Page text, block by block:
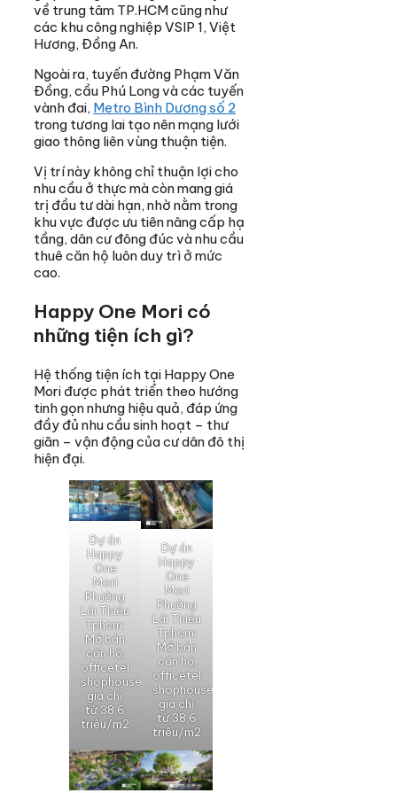
về trung tâm TP.HCM cũng như
các khu công nghiệp VSIP 1, Việt
Hương, Đồng An.
Ngoài ra, tuyến đường Phạm Văn
Đồng, cầu Phú Long và các tuyến
vành đai, Metro Bình Dương số 2
trong tương lai tạo nên mạng lưới
giao thông liên vùng thuận tiện.
Vị trí này không chỉ thuận lợi cho
nhu cầu ở thực mà còn mang giá
trị đầu tư dài hạn, nhờ nằm trong
khu vực được ưu tiên nâng cấp hạ
tầng, dân cư đông đúc và nhu cầu
thuê căn hộ luôn duy trì ở mức
cao.
Happy One Mori có
những tiện ích gì?
Hệ thống tiện ích tại Happy One
Mori được phát triển theo hướng
tinh gọn nhưng hiệu quả, đáp ứng
đầy đủ nhu cầu sinh hoạt – thư
giãn – vận động của cư dân đô thị
hiện đại.
Dự án
Happy
One
Mori
Phường
Lái Thiêu
Tphcm:
Mở bán
căn hộ,
officetel
shophouse
giá chỉ
từ 38,6
triệu/m2
Dự án
Happy
One
Mori
Phường
Lái Thiêu
Tphcm:
Mở bán
căn hộ,
officetel
shophouse
giá chỉ
từ 38,6
triệu/m2